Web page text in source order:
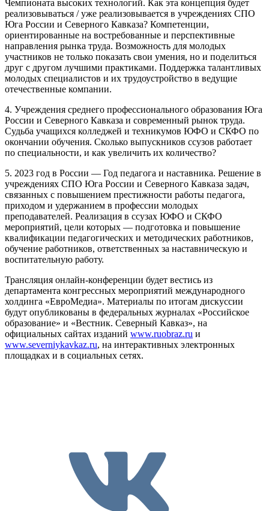
Чемпионата высоких технологий. Как эта концепция будет
реализовываться / уже реализовывается в учреждениях СПО
Юга России и Северного Кавказа? Компетенции,
ориентированные на востребованные и перспективные
направления рынка труда. Возможность для молодых
участников не только показать свои умения, но и поделиться
друг с другом лучшими практиками. Поддержка талантливых
молодых специалистов и их трудоустройство в ведущие
отечественные компании.
4. Учреждения среднего профессионального образования Юга
России и Северного Кавказа и современный рынок труда.
Судьба учащихся колледжей и техникумов ЮФО и СКФО по
окончании обучения. Сколько выпускников ссузов работает
по специальности, и как увеличить их количество?
5. 2023 год в России — Год педагога и наставника. Решение в
учреждениях СПО Юга России и Северного Кавказа задач,
связанных с повышением престижности работы педагога,
приходом и удержанием в профессии молодых
преподавателей. Реализация в ссузах ЮФО и СКФО
мероприятий, цели которых — подготовка и повышение
квалификации педагогических и методических работников,
обучение работников, ответственных за наставническую и
воспитательную работу.
Трансляция онлайн-конференции будет вестись из
департамента конгрессных мероприятий международного
холдинга «ЕвроМедиа». Материалы по итогам дискуссии
будут опубликованы в федеральных журналах «Российское
образование» и «Вестник. Северный Кавказ», на
официальных сайтах изданий www.ruobraz.ru и
www.severniykavkaz.ru, на интерактивных электронных
площадках и в социальных сетях.